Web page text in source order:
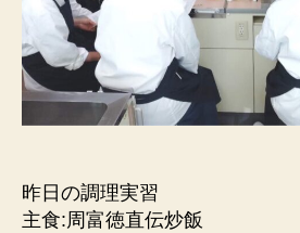
昨日の調理実習
主食:周富徳直伝炒飯